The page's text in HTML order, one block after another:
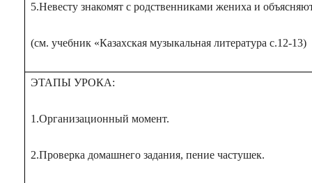
5.Невесту знакомят с родственниками жениха и
(см. учебник «Казахская музыкальная литература с.12-13)
ЭТАПЫ УРОКА:
1.Организационный момент.
2.Проверка домашнего задания, пение частушек.